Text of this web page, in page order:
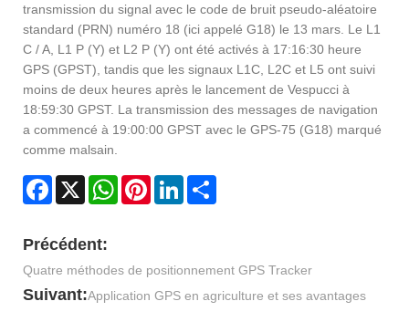
transmission du signal avec le code de bruit pseudo-aléatoire
standard (PRN) numéro 18 (ici appelé G18) le 13 mars. Le L1
C / A, L1 P (Y) et L2 P (Y) ont été activés à 17:16:30 heure
GPS (GPST), tandis que les signaux L1C, L2C et L5 ont suivi
moins de deux heures après le lancement de Vespucci à
18:59:30 GPST. La transmission des messages de navigation
a commencé à 19:00:00 GPST avec le GPS-75 (G18) marqué
comme malsain.
Facebook
X WhatsAppPinterestLinkedIn
Précédent:
Quatre méthodes de positionnement GPS Tracker
Suivant:Application GPS en agriculture et ses avantages